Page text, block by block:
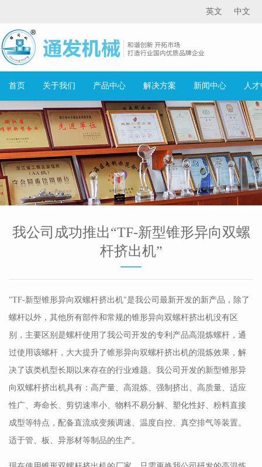
中文
英文
首页 关于我们 产品中心 解决方案 新闻中心 人
我公司成功推出“TF-新型锥形异向双螺
杆挤出机”
"TF-新型锥形异向双螺杆挤出机"是我公司最新开发的新产品，除了
螺杆以外，其他所有部件和常规的锥形异向双螺杆挤出机没有区
别，主要区别是螺杆使用了我公司开发的专利产品高混炼螺杆，通
过使用该螺杆，大大提升了锥形异向双螺杆挤出机的混炼效果，解
决了该类机型长期以来存在的行业难题。我公司开发的新型锥形异
向双螺杆挤出机具有：高产量、高混炼、强制挤出、高质量、适应
性广、寿命长、剪切速率小、物料不易分解、塑化性好、粉料直接
成型等特点，配备直流或变频调速、温度自控、真空排气等装置。
适于管、板、异形材等制品的生产。